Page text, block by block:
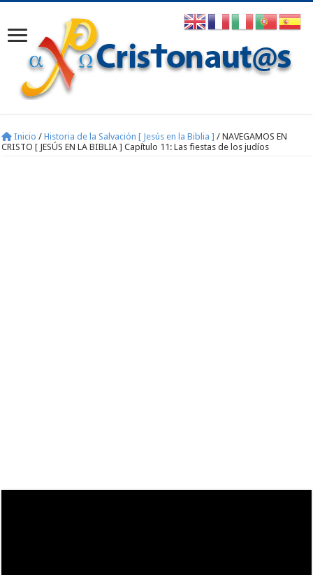
Inicio / Historia de la Salvación [ Jesús en la Biblia ] / NAVEGAMOS EN
CRISTO [ JESÚS EN LA BIBLIA ] Capítulo 11: Las fiestas de los judíos